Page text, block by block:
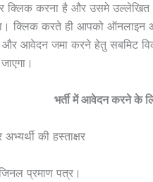
क्लिक करना है और उसमे
क्लिक करते ही आपको ऑनलाइन
आवेदन जमा करने हेतु सबमिट
भर्ती में आवेदन करने के
की हस्ताक्षर
प्रमाण पत्र।